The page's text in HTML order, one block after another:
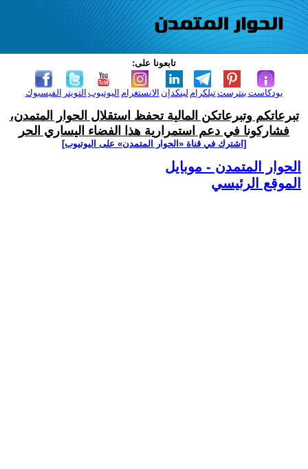
تابعونا على:
الفيسبوك التويتر اليوتيوب الانستغرام لينكدإن تيلكرامبنترست بودكاست
تبرعاتكم وتبرعاتكن المالية تحفظ استقلال الحوار المتمدن،
فشاركونا في دعم استمرارية هذا الفضاء اليساري الحر
[اشترك في قناة ‫«الحوار المتمدن» على اليوتيوب]
الحوار المتمدن - موبايل
الموقع الرئيسي